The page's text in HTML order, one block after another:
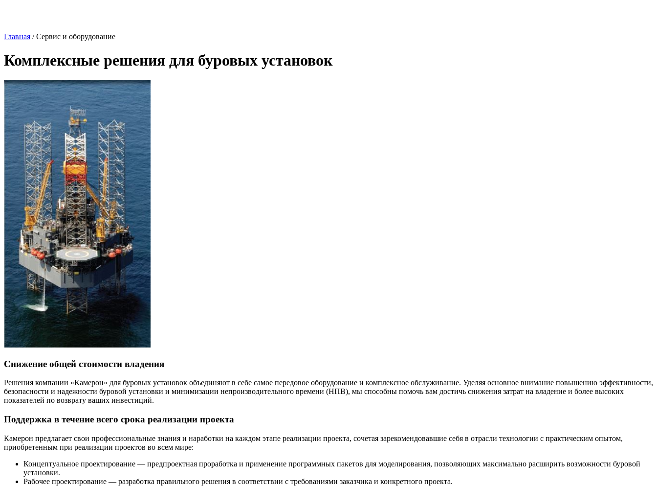
Главная /Сервис и оборудование
Комплексные решения для буровых установок
Снижение общей стоимости владения
Решения компании «Камерон» для буровых установок объединяют в себе самое передовое оборудование и комплексное обслуживание. Уделяя основное внимание повышению эффективности,
безопасности и надежности буровой установки и минимизации непроизводительного времени (НПВ), мы способны помочь вам достичь снижения затрат на владение и более высоких
показателей по возврату ваших инвестиций.
Поддержка в течение всего срока реализации проекта
Камерон предлагает свои профессиональные знания и наработки на каждом этапе реализации проекта, сочетая зарекомендовавшие себя в отрасли технологии с практическим опытом,
приобретенным при реализации проектов во всем мире:
Концептуальное проектирование — предпроектная проработка и применение программных пакетов для моделирования, позволяющих максимально расширить возможности буровой
установки.
Рабочее проектирование — разработка правильного решения в соответствии с требованиями заказчика и конкретного проекта.